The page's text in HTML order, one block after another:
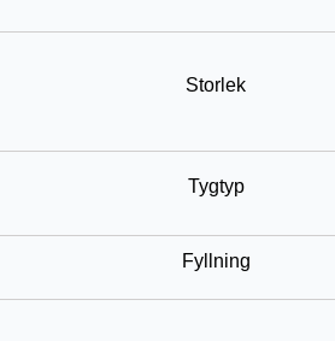
Storlek
Tygtyp
Fyllning